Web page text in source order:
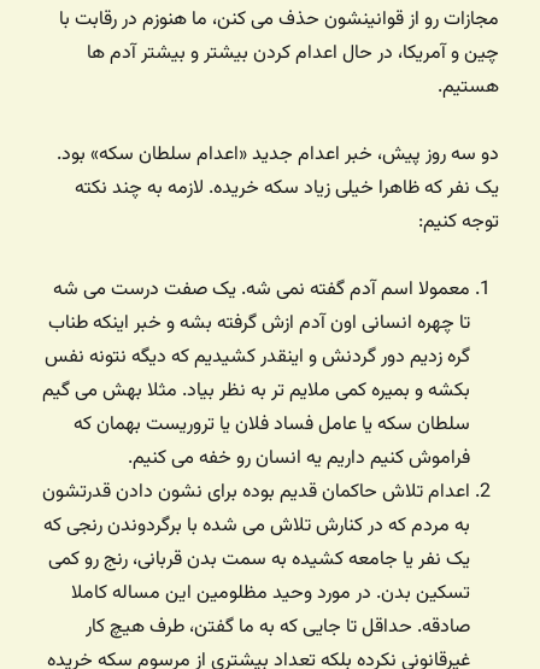
مجازات رو از قوانینشون حذف می کنن، ما هنوزم در رقابت با
چین و آمریکا، در حال اعدام کردن بیشتر و بیشتر آدم ها
هستیم.
دو سه روز پیش، خبر اعدام جدید «اعدام سلطان سکه» بود.
یک نفر که ظاهرا خیلی زیاد سکه خریده. لازمه به چند نکته
توجه کنیم:
معمولا اسم آدم گفته نمی شه. یک صفت درست می شه
تا چهره انسانی اون آدم ازش گرفته بشه و خبر اینکه طناب
گره زدیم دور گردنش و اینقدر کشیدیم که دیگه نتونه نفس
بکشه و بمیره کمی ملایم تر به نظر بیاد. مثلا بهش می گیم
سلطان سکه یا عامل فساد فلان یا تروریست بهمان که
فراموش کنیم داریم یه انسان رو خفه می کنیم.
اعدام تلاش حاکمان قدیم بوده برای نشون دادن قدرتشون
به مردم که در کنارش تلاش می شده با برگردوندن رنجی که
یک نفر یا جامعه کشیده به سمت بدن قربانی، رنج رو کمی
تسکین بدن. در مورد وحید مظلومین این مساله کاملا
صادقه. حداقل تا جایی که به ما گفتن، طرف هیچ کار
غیرقانونی نکرده بلکه تعداد بیشتری از مرسوم سکه خریده